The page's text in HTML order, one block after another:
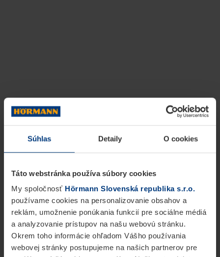
Súhlas Detaily O cookies
Táto webstránka používa súbory cookies
My spoločnosť Hörmann Slovenská republika s.r.o.
používame cookies na personalizovanie obsahov a
reklám, umožnenie ponúkania funkcií pre sociálne médiá
a analyzovanie prístupov na našu webovú stránku.
Okrem toho informácie ohľadom Vášho používania
webovej stránky postupujeme na našich partnerov pre